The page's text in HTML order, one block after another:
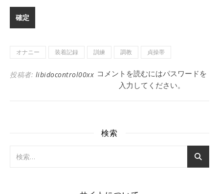
オナニー 装着記録 訓練 調教 貞操帯
投稿者: libidocontrol00xx コメントを読むにはパスワードを
入力してください。
検索